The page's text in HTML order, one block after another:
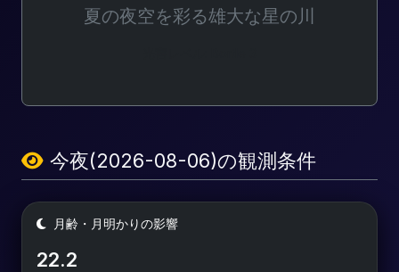
夏の夜空を彩る雄大な星の川
今夜(2026-08-06)の観測条件
月齢・月明かりの影響
22.2